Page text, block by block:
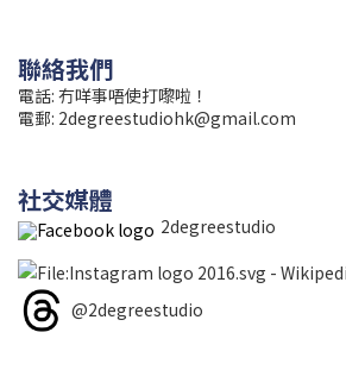
聯絡我們
電話: 冇咩事唔使打嚟啦！
電郵: 2degreestudiohk@gmail.com
社交媒體
2degreestudio
@2degreestudio